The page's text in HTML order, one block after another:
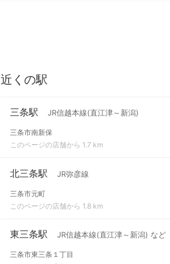
近くの駅
三条駅 JR信越本線(直江津～新潟)
三条市南新保
このページの店舗から 1.7 km
北三条駅 JR弥彦線
三条市元町
このページの店舗から 1.8 km
東三条駅 JR信越本線(直江津～新潟) など
三条市東三条１丁目